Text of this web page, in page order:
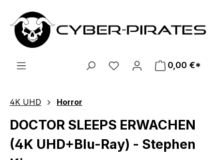
Zum Hauptinhalt springen
0,00 €*
4K UHD Horror
DOCTOR SLEEPS ERWACHEN
(4K UHD+Blu-Ray) - Stephen